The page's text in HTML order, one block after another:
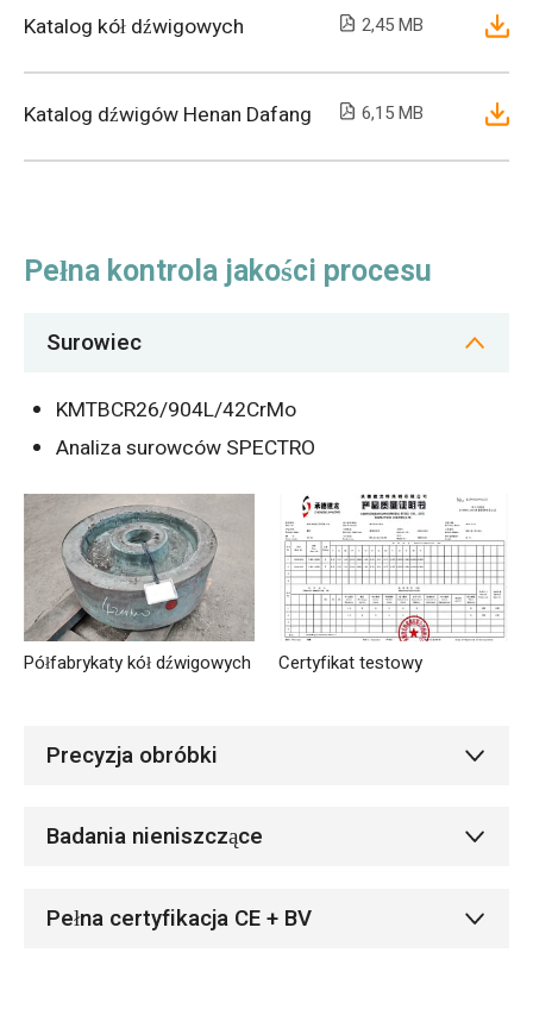
Katalog kół dźwigowych 2,45 MB
Katalog dźwigów Henan Dafang 6,15 MB
Pełna kontrola jakości procesu
Surowiec
KMTBCR26/904L/42CrMo
Analiza surowców SPECTRO
Półfabrykaty kół dźwigowych Certyfikat testowy
Precyzja obróbki
Badania nieniszczące
Pełna certyfikacja CE + BV